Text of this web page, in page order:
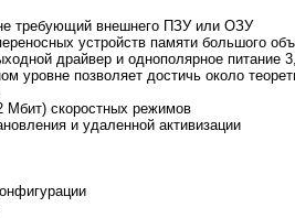
требующий внешнего ПЗУ или ОЗУ
устройств памяти большого
драйвер и однополярное питание
уровне позволяет достичь около
скоростных режимов
и удаленной активизации